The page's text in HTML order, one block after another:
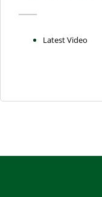
Latest Video